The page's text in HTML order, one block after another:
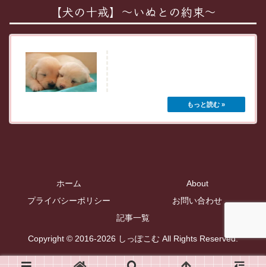
【犬の十戒】～いぬとの約束～
ホーム
About
プライバシーポリシー
お問い合わせ
記事一覧
Copyright © 2016-2026 しっぽこむ All Rights Reserved.